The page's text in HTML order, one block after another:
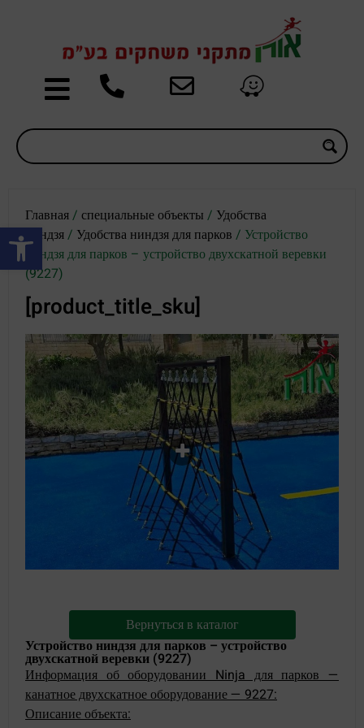
Открыть панель инструментов
Главная/ специальные объекты / Удобства
ниндзя/ Удобства ниндзя для парков / Устройство
ниндзя для парков – устройство двухскатной веревки
(9227)
[product_title_sku]
Вернуться в каталог
Устройство ниндзя для парков – устройство
двухскатной веревки (9227)
Информация об оборудовании Ninja для парков —
канатное двухскатное оборудование — 9227:
Описание объекта: